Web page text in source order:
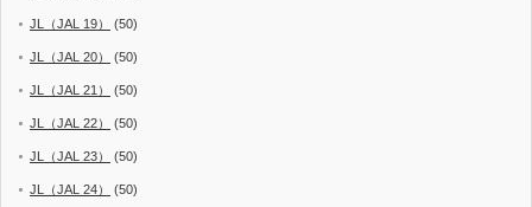
JL（JAL 19） (50)
JL（JAL 20） (50)
JL（JAL 21） (50)
JL（JAL 22） (50)
JL（JAL 23） (50)
JL（JAL 24） (50)